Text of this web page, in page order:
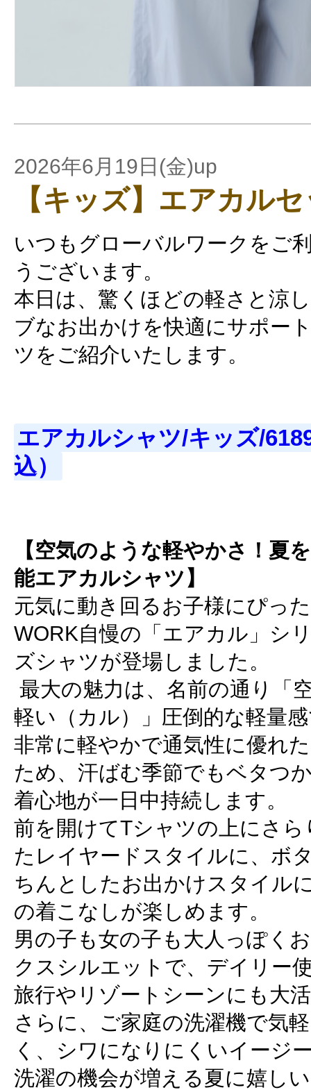
2026年6月19日(金)up
【キッズ】エアカル
いつもグローバルワークをご
うございます。
本日は、驚くほどの軽さと涼
ブなお出かけを快適にサポー
ツをご紹介いたします。
エアカルシャツ/キッズ/
込）
【空気のような軽やかさ！夏
能エアカルシャツ】
元気に動き回るお子様にぴっ
WORK自慢の「エアカル」シ
ズシャツが登場しました。
最大の魅力は、名前の通り「
軽い（カル）」圧倒的な軽量
非常に軽やかで通気性に優れ
ため、汗ばむ季節でもベタつ
着心地が一日中持続します。
前を開けてTシャツの上にさ
たレイヤードスタイルに、ボ
ちんとしたお出かけスタイル
の着こなしが楽しめます。
男の子も女の子も大人っぽく
クスシルエットで、デイリー
旅行やリゾートシーンにも大
さらに、ご家庭の洗濯機で気
く、シワになりにくいイージ
洗濯の機会が増える夏に嬉し